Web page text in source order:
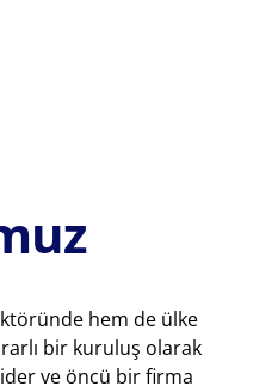
hem de ülke
bir kuruluş olarak
ve öncü bir firma